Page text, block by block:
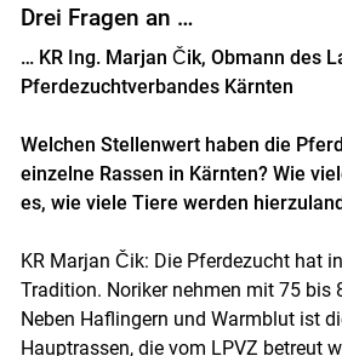
Drei Fragen an …
… KR Ing. Marjan Čik, Obmann des
Pferdezuchtverbandes Kärnten
Welchen Stellenwert haben die
einzelne Rassen in Kärnten? Wie
es, wie viele Tiere werden
KR Marjan Čik: Die Pferdezucht hat
Tradition. Noriker nehmen mit 75 bis
Neben Haflingern und Warmblut ist
Hauptrassen, die vom LPVZ betreut